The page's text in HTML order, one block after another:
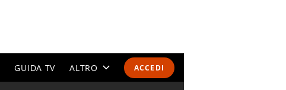
ACCEDI
GUIDA TV ALTRO